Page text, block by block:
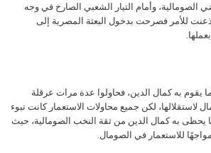
الصومالية، وأمام التيار الشعبي الصارخ في وجه
للأمر فصرحت بدخول البعثة المصرية إلى
يقوم به كمال الدين، فحاولوا عدة مرات عرقلة
لاستقلالها، لكن جميع محاولات الاستعمار كانت تبوء
يحظى به كمال الدين من ثقة النخب الصومالية، حيث
للاستعمار في الصومال.